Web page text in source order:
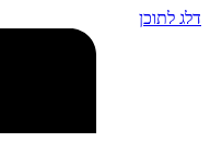
דלג לתוכן